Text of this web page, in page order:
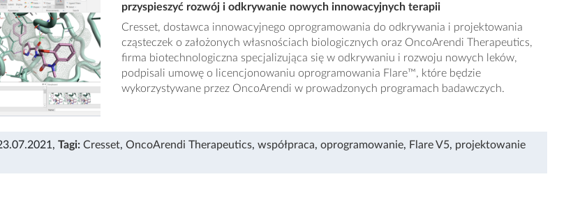
przyspieszyć rozwój i odkrywanie nowych innowacyjnych terapii
Cresset, dostawca innowacyjnego oprogramowania do odkrywania i projektowania
cząsteczek o założonych własnościach biologicznych oraz OncoArendi Therapeutics,
firma biotechnologiczna specjalizująca się w odkrywaniu i rozwoju nowych leków,
podpisali umowę o licencjonowaniu oprogramowania Flare™, które będzie
wykorzystywane przez OncoArendi w prowadzonych programach badawczych.
, Tagi: Cresset, OncoArendi Therapeutics, współpraca, oprogramowanie, Flare V5, projektowanie